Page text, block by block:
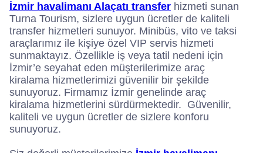
İzmir havalimanı Alaçatı transfer hizmeti sunan
Turna Tourism, sizlere uygun ücretler de kaliteli
transfer hizmetleri sunuyor. Minibüs, vito ve taksi
araçlarımız ile kişiye özel VIP servis hizmeti
sunmaktayız. Özellikle iş veya tatil nedeni için
İzmir’e seyahat eden müşterilerimize araç
kiralama hizmetlerimizi güvenilir bir şekilde
sunuyoruz. Firmamız İzmir genelinde araç
kiralama hizmetlerini sürdürmektedir. Güvenilir,
kaliteli ve uygun ücretler de sizlere konforu
sunuyoruz.